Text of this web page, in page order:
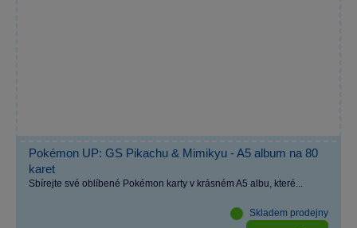
Pokémon UP: GS Pikachu & Mimikyu - A5 album na 80
karet
Sbírejte své oblíbené Pokémon karty v krásném A5 albu, které...
Skladem prodejny